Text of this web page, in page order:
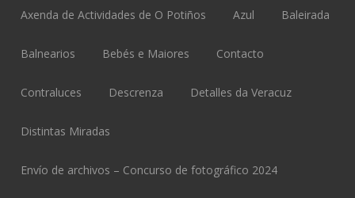
Axenda de Actividades de O Potiños Azul Baleirada
Balnearios Bebés e Maiores Contacto
Contraluces Descrenza Detalles da Veracuz
Distintas Miradas
Envío de archivos – Concurso de fotográfico 2024